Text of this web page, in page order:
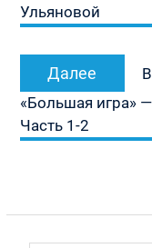
Ульяновой
Далее
«Большая игра»
Часть 1-2